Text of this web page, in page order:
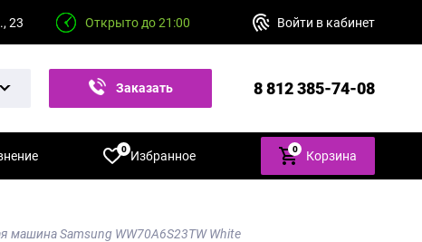
23 Открыто до 21:00 Войти в кабинет
Заказать 8 812 385-74-08
Избранное
0 0 Корзина
машина Samsung WW70A6S23TW White